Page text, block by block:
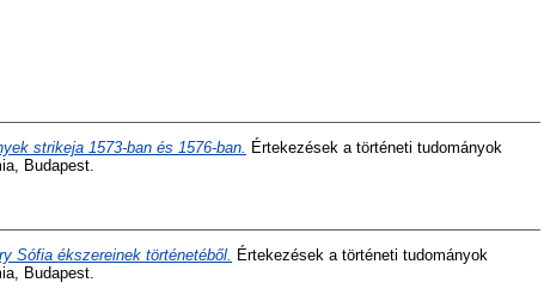
strikeja 1573-ban és 1576-ban. Értekezések a történeti tudományok
Budapest.
Sófia ékszereinek történetéből.
Értekezések a történeti tudományok
Budapest.